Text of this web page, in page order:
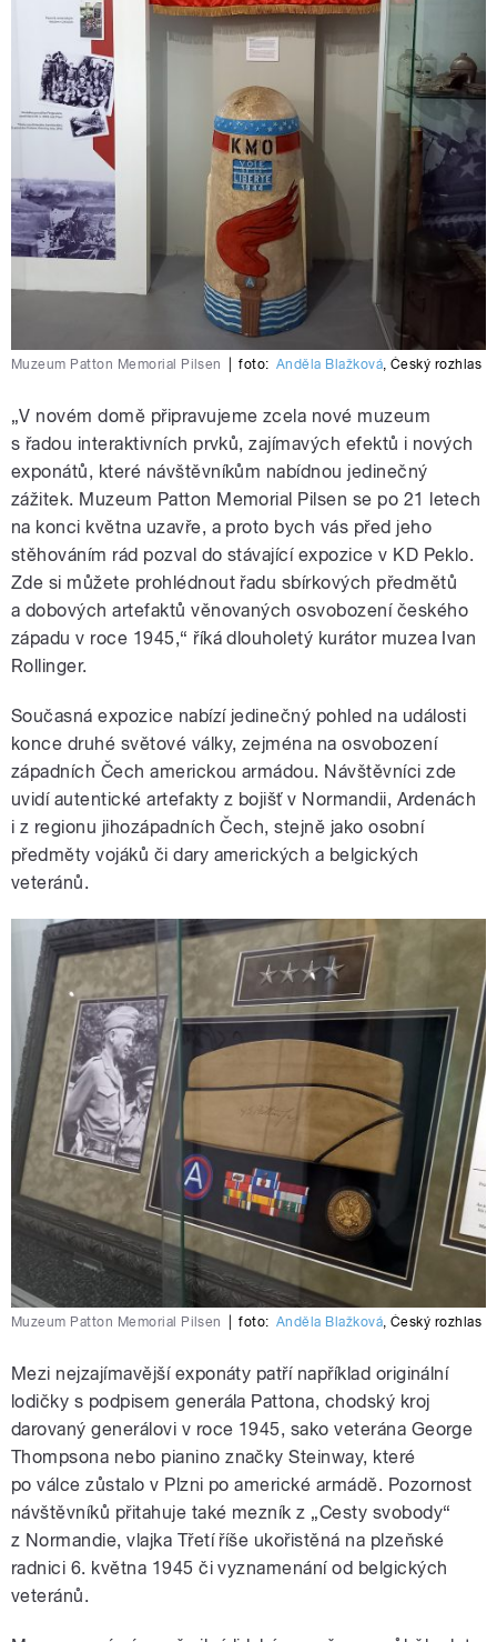
Muzeum Patton Memorial Pilsen foto: Anděla Blažková, Český rozhlas
„V novém domě připravujeme zcela nové muzeum
s řadou interaktivních prvků, zajímavých efektů i nových
exponátů, které návštěvníkům nabídnou jedinečný
zážitek. Muzeum Patton Memorial Pilsen se po 21 letech
na konci května uzavře, a proto bych vás před jeho
stěhováním rád pozval do stávající expozice v KD Peklo.
Zde si můžete prohlédnout řadu sbírkových předmětů
a dobových artefaktů věnovaných osvobození českého
západu v roce 1945,“ říká dlouholetý kurátor muzea Ivan
Rollinger.
Současná expozice nabízí jedinečný pohled na události
konce druhé světové války, zejména na osvobození
západních Čech americkou armádou. Návštěvníci zde
uvidí autentické artefakty z bojišť v Normandii, Ardenách
i z regionu jihozápadních Čech, stejně jako osobní
předměty vojáků či dary amerických a belgických
veteránů.
Muzeum Patton Memorial Pilsen foto: Anděla Blažková, Český rozhlas
Mezi nejzajímavější exponáty patří například originální
lodičky s podpisem generála Pattona, chodský kroj
darovaný generálovi v roce 1945, sako veterána George
Thompsona nebo pianino značky Steinway, které
po válce zůstalo v Plzni po americké armádě. Pozornost
návštěvníků přitahuje také mezník z „Cesty svobody“
z Normandie, vlajka Třetí říše ukořistěná na plzeňské
radnici 6. května 1945 či vyznamenání od belgických
veteránů.